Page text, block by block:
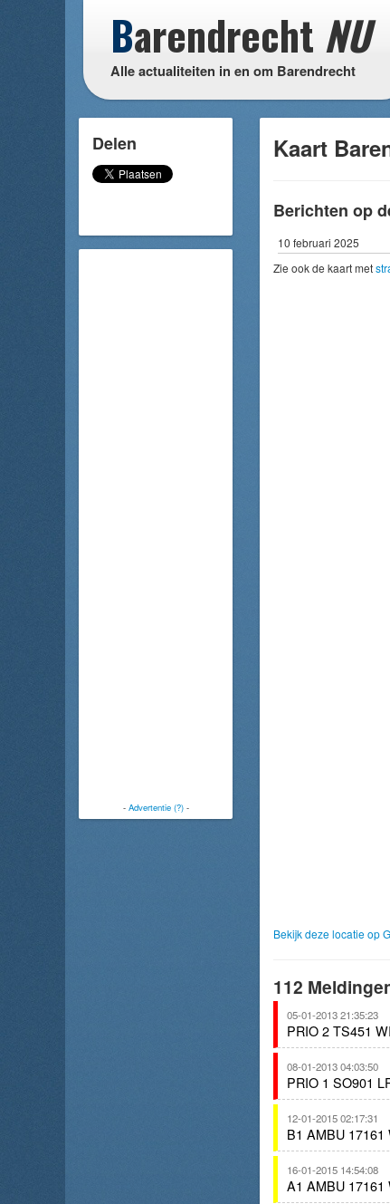
Barendrecht NU
Alle actualiteiten in en om Barendrecht
Delen
- Advertentie (?)-
Kaart
Berichten op
10 februari 2025
Zie ook de kaart met
Bekijk deze locatie op
112
05-01-2013 21:35:23
PRIO 2 TS451
08-01-2013 04:03:50
PRIO 1 SO901
12-01-2015 02:17:31
B1 AMBU
16-01-2015 14:54:08
A1 AMBU 17161